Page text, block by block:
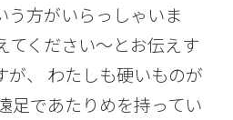
う方がいらっしゃいま
てください〜とお伝えす
が、 わたしも硬いものが
足であたりめを持ってい